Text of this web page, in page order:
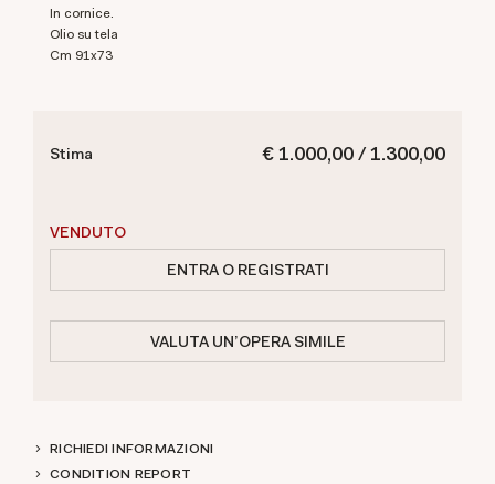
In cornice.
olio su tela
cm 91x73
€ 1.000,00 / 1.300,00
Stima
VENDUTO
ENTRA O REGISTRATI
VALUTA UN'OPERA SIMILE
RICHIEDI INFORMAZIONI
CONDITION REPORT